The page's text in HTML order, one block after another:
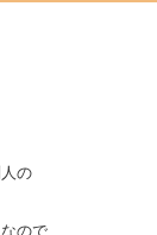
の
ので